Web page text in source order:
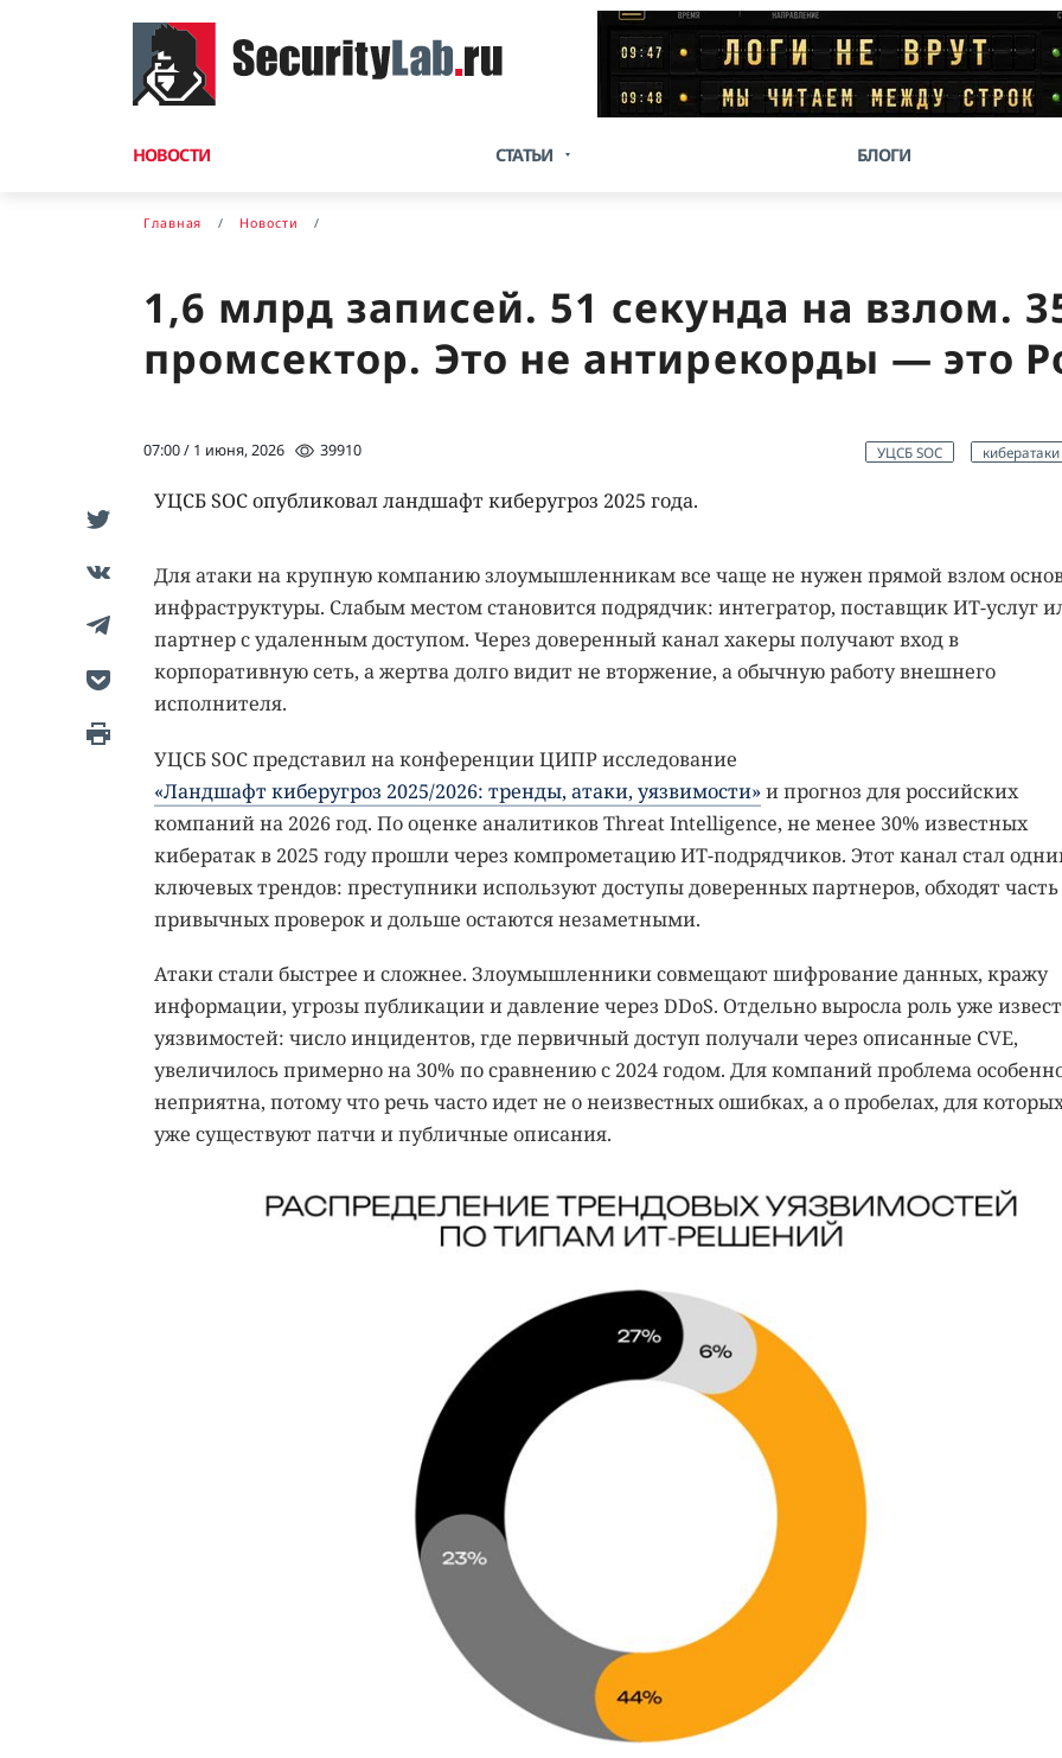
НОВОСТИ СТАТЬИ БЛОГИ
Главная Новости
1,6 млрд записей. 51 секунда на взлом.
промсектор. Это не антирекорды — это
07:00 / 1 июня, 2026 39910 УЦСБ SOC кибератаки
УЦСБ SOC опубликовал ландшафт киберугроз 2025 года.
Для атаки на крупную компанию злоумышленникам все чаще не нужен прямой взлом
инфраструктуры. Слабым местом становится подрядчик: интегратор, поставщик ИТ-услуг
партнер с удаленным доступом. Через доверенный канал хакеры получают вход в
корпоративную сеть, а жертва долго видит не вторжение, а обычную работу внешнего
исполнителя.
УЦСБ SOC представил на конференции ЦИПР исследование
«Ландшафт киберугроз 2025/2026: тренды, атаки, уязвимости»и прогноз для российских
компаний на 2026 год. По оценке аналитиков Threat Intelligence, не менее 30% известных
кибератак в 2025 году прошли через компрометацию ИТ-подрядчиков. Этот канал стал
ключевых трендов: преступники используют доступы доверенных партнеров, обходят часть
привычных проверок и дольше остаются незаметными.
Атаки стали быстрее и сложнее. Злоумышленники совмещают шифрование данных, кражу
информации, угрозы публикации и давление через DDoS. Отдельно выросла роль уже
уязвимостей: число инцидентов, где первичный доступ получали через описанные CVE,
увеличилось примерно на 30% по сравнению с 2024 годом. Для компаний проблема
неприятна, потому что речь часто идет не о неизвестных ошибках, а о пробелах, для
уже существуют патчи и публичные описания.